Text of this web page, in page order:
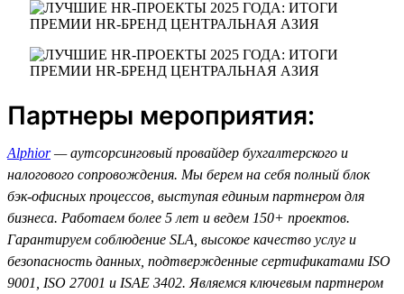
Партнеры мероприятия:
Alphior— аутсорсинговый провайдер бухгалтерского и
налогового сопровождения. Мы берем на себя полный блок
бэк-офисных процессов, выступая единым партнером для
бизнеса. Работаем более 5 лет и ведем 150+ проектов.
Гарантируем соблюдение SLA, высокое качество услуг и
безопасность данных, подтвержденные сертификатами ISO
9001, ISO 27001 и ISAE 3402. Являемся ключевым партнером